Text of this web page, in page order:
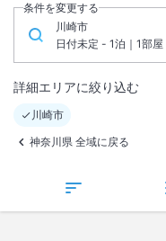
条件を変更する
川崎市
日付未定 - 1泊｜1部
詳細エリアに絞り込む
川崎市
神奈川県 全域に戻る